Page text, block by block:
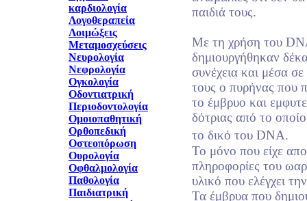
καρδιολογία
Λογοθεραπεία
Λοιμώξεις
Μεταμοσχεύσεις
Νευρολογία
Νεφρολογία
Ογκολογία
Οδοντιατρική
Περιοδοντολογία
Ομοιοπαθητική
Ορθοπεδική
Οστεοπόρωση
Ουρολογία
Οφθαλμολογία
Παθολογία
Παιδιατρική
παιδιά τους.
Με τη χρήση του
δημιουργήθηκαν
συνέχεια και μέσα
τους ο πυρήνας που
το έμβρυο και
δότριας από το
το δικό του DNA.
Το μόνο που είχε
πληροφορίες του
υλικό που ελέγχει
Τα έμβρυα που